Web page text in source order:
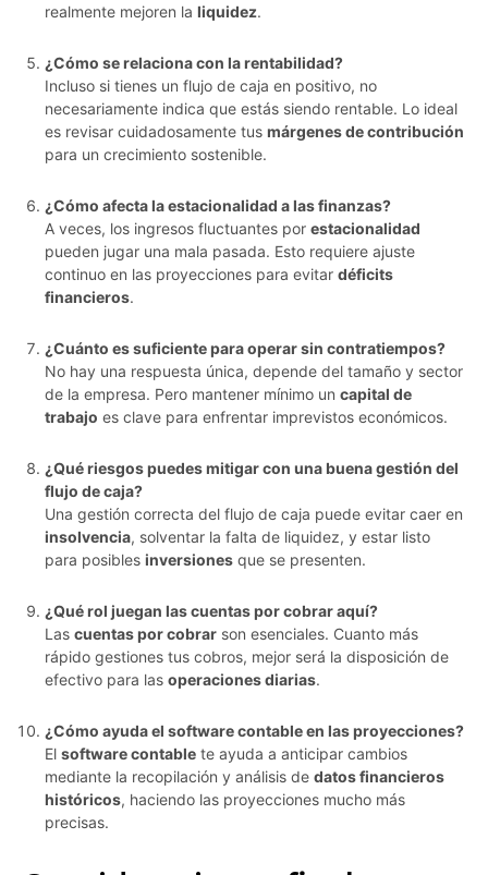
realmente mejoren la liquidez.
¿Cómo se relaciona con la rentabilidad?
Incluso si tienes un flujo de caja en positivo, no
necesariamente indica que estás siendo rentable. Lo ideal
es revisar cuidadosamente tus márgenes de contribución
para un crecimiento sostenible.
¿Cómo afecta la estacionalidad a las finanzas?
A veces, los ingresos fluctuantes por estacionalidad
pueden jugar una mala pasada. Esto requiere ajuste
continuo en las proyecciones para evitar déficits
financieros.
¿Cuánto es suficiente para operar sin contratiempos?
No hay una respuesta única, depende del tamaño y sector
de la empresa. Pero mantener mínimo un capital de
trabajo es clave para enfrentar imprevistos económicos.
¿Qué riesgos puedes mitigar con una buena gestión del
flujo de caja?
Una gestión correcta del flujo de caja puede evitar caer en
insolvencia, solventar la falta de liquidez, y estar listo
para posibles inversiones que se presenten.
¿Qué rol juegan las cuentas por cobrar aquí?
Las cuentas por cobrar son esenciales. Cuanto más
rápido gestiones tus cobros, mejor será la disposición de
efectivo para las operaciones diarias.
¿Cómo ayuda el software contable en las proyecciones?
El software contable te ayuda a anticipar cambios
mediante la recopilación y análisis de datos financieros
históricos, haciendo las proyecciones mucho más
precisas.